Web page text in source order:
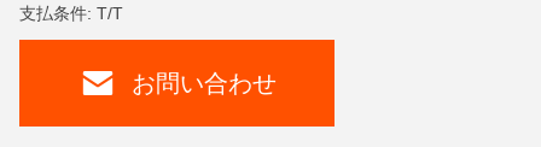
支払条件: T/T
お問い合わせ